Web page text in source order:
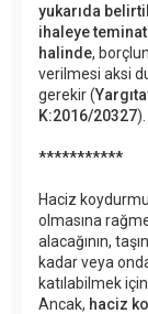
yukarıda
ihaleye
halinde,
verilmesi aksi
gerekir (
K:2016/20327).
***********
Haciz
olmasına
alacağının,
kadar veya
katılabilmek
Ancak, haciz